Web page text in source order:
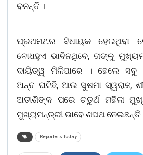
ବନନ୍ତି ।
ପ୍ରଥମଥର ବିଧାୟକ ହେଇଥିବା
ବୋଧହୁଏ ଭାବିନଥିବେ, ତାଙ୍କୁ
ଦାୟିତ୍ୱ ମିଳିପାରେ । ହେଲେ ସବୁ
ଅନ୍ତ ଘଟିଛି, ଆଉ ସୁଷମା ସ୍ୱରାଜ,
ଅତୀଶିଙ୍କ ପରେ ଚତୁର୍ଥ ମହିଳା
ମୁଖ୍ୟମନ୍ତ୍ରୀ ଭାବେ ଶପଥ ନେଇଛନ୍ତି
Reporters Today